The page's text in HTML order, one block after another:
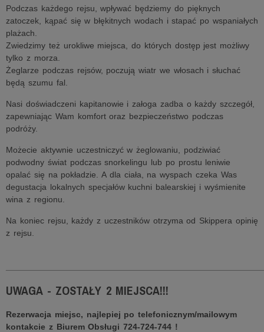
Podczas każdego rejsu, wpływać będziemy do pięknych
zatoczek, kąpać się w błękitnych wodach i stapać po wspaniałych
plażach.
Zwiedzimy też urokliwe miejsca, do których dostęp jest możliwy
tylko z morza.
Żeglarze podczas rejsów, poczują wiatr we włosach i słuchać
będą szumu fal.
Nasi doświadczeni kapitanowie i załoga zadba o każdy szczegół,
zapewniając Wam komfort oraz bezpieczeństwo podczas
podróży.
Możecie aktywnie uczestniczyć w żeglowaniu, podziwiać
podwodny świat podczas snorkelingu lub po prostu leniwie
opalać się na pokładzie. A dla ciała, na wyspach czeka Was
degustacja lokalnych specjałów kuchni balearskiej i wyśmienite
wina z regionu.
Na koniec rejsu, każdy z uczestników otrzyma od Skippera opinię
z rejsu.
UWAGA - ZOSTAŁY 2 MIEJSCA!!!
Rezerwacja miejsc, najlepiej po telefonicznym/mailowym
kontakcie z Biurem Obsługi 724-724-744 !